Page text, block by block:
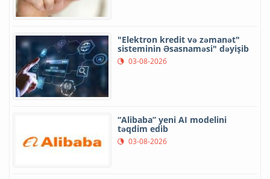
"Elektron kredit və zəmanət"
sisteminin Əsasnaməsi" dəyişib
03-08-2026
“Alibaba” yeni AI modelini
təqdim edib
03-08-2026